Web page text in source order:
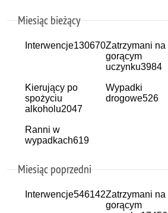
Miesiąc bieżący
Interwencje130670Zatrzymani na
gorącym
uczynku3984
Kierujący po
spożyciu
alkoholu2047
Wypadki
drogowe526
Ranni w
wypadkach619
Miesiąc poprzedni
Interwencje546142Zatrzymani na
gorącym